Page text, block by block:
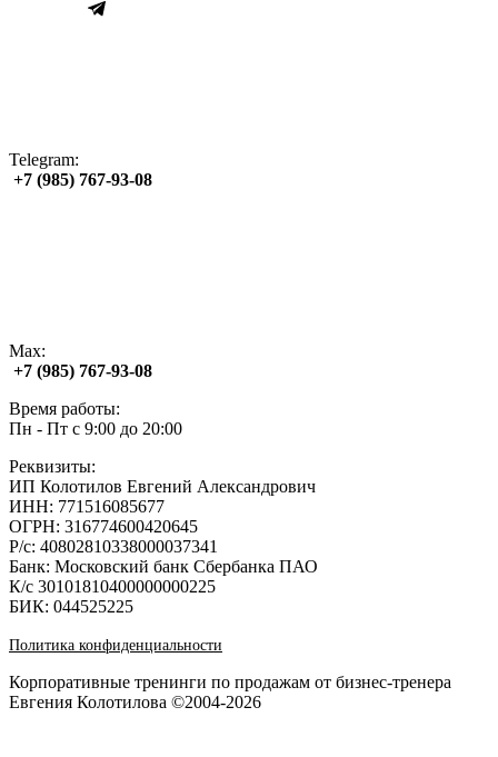
Telegram:
+7 (985) 767‑93‑08
Max:
+7 (985) 767‑93‑08
Время работы:
Пн - Пт с 9:00 до 20:00
Реквизиты:
ИП Колотилов Евгений Александрович
ИНН: 771516085677
ОГРН: 316774600420645
Р/с: 40802810338000037341
Банк: Московский банк Сбербанка ПАО
К/с 30101810400000000225
БИК: 044525225
Политика конфиденциальности
Корпоративные тренинги по продажам от бизнес-тренера
Евгения Колотилова ©2004-2026